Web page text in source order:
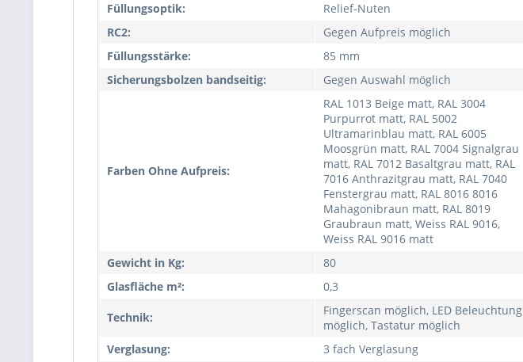
Füllungsoptik:
Relief-Nuten
RC2:
Gegen Aufpreis möglich
Füllungsstärke:
85 mm
Sicherungsbolzen bandseitig:
Gegen Auswahl möglich
Farben Ohne Aufpreis:
RAL 1013 Beige matt, RAL 3004
Purpurrot matt, RAL 5002
Ultramarinblau matt, RAL 6005
Moosgrün matt, RAL 7004 Signalgrau
matt, RAL 7012 Basaltgrau matt, RAL
7016 Anthrazitgrau matt, RAL 7040
Fenstergrau matt, RAL 8016 8016
Mahagonibraun matt, RAL 8019
Graubraun matt, Weiss RAL 9016,
Weiss RAL 9016 matt
Gewicht in Kg:
80
Glasfläche m²:
0,3
Technik:
Fingerscan möglich, LED Beleuchtung
möglich, Tastatur möglich
Verglasung:
3 fach Verglasung